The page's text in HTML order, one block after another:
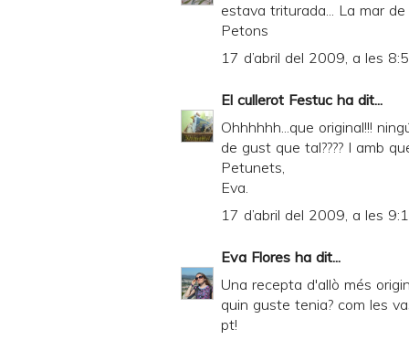
estava triturada... La mar de
Petons
17 d’abril del 2009, a les
El cullerot Festuc ha dit...
Ohhhhhh...que original!!!
de gust que tal???? I amb
Petunets,
Eva.
17 d’abril del 2009, a les
Eva Flores ha dit...
Una recepta d'allò més
quin guste tenia? com les
pt!